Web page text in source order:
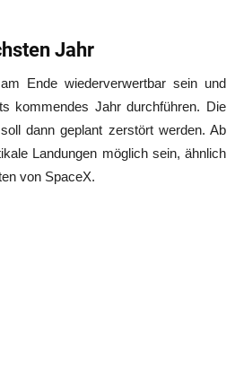
Jahr
Ende wiederverwertbar sein und
kommendes Jahr durchführen. Die
dann geplant zerstört werden. Ab
Landungen möglich sein, ähnlich
von SpaceX.